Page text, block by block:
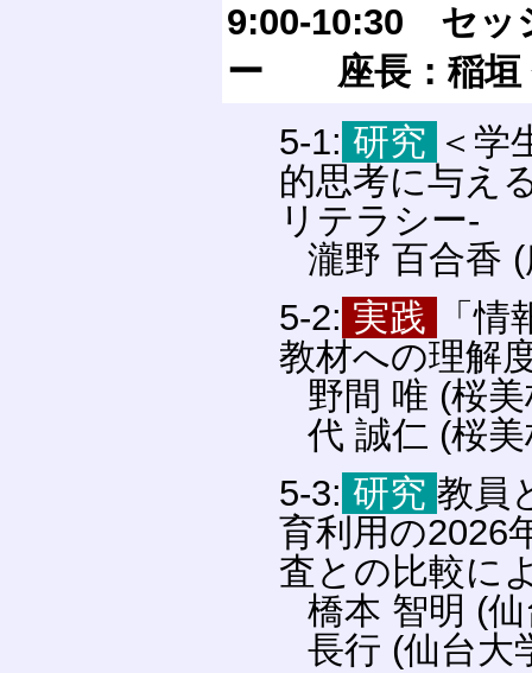
9:00-10:30 セッ
ー 座長：稲垣
5-1: 研究 ＜学
的思考に与え
リテラシー-
瀧野 百合香
5-2: 実践
「
教材への理解
野間 唯 (桜
代 誠仁 (桜
5-3: 研究 教員
育利用の2026
査との比較に
橋本 智明 (
長行 (仙台大